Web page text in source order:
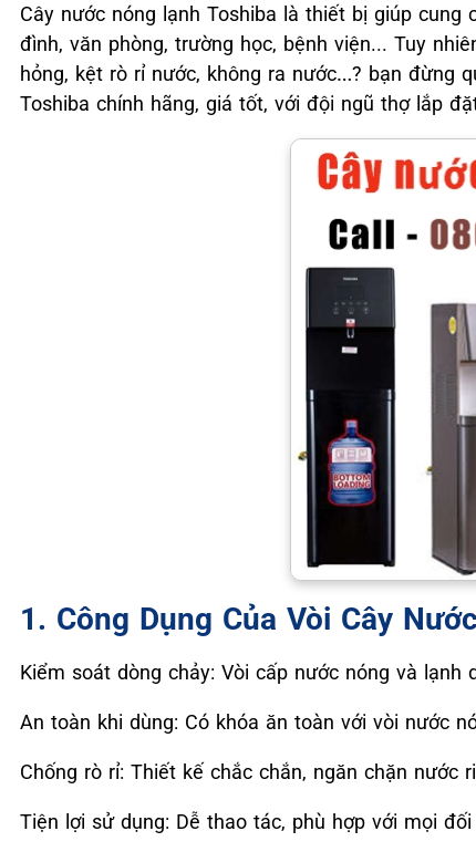
Cây nước nóng lạnh Toshiba là thiết bị giúp
đình, văn phòng, trường học, bệnh viện... Tuy
hỏng, kệt rò rỉ nước, không ra nước…? bạn đừng
Toshiba chính hãng, giá tốt, với đội ngũ thợ lắp
1. Công Dụng Của Vòi Cây
Kiểm soát dòng chảy: Vòi cấp nước nóng và lạnh
An toàn khi dùng: Có khóa ăn toàn với vòi nước
Chống rò rỉ: Thiết kế chắc chắn, ngăn chặn nước
Tiện lợi sử dụng: Dễ thao tác, phù hợp với mọi